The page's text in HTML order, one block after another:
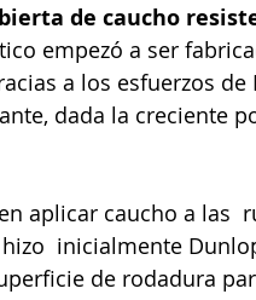
de caucho
empezó a ser
a los esfuerzos de
dada la creciente
aplicar caucho a las
inicialmente
de rodadura